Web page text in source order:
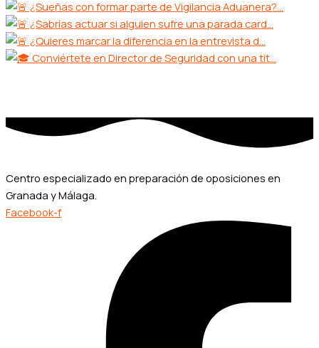
Centro especializado en preparación de oposiciones en
Granada y Málaga.
Facebook-f